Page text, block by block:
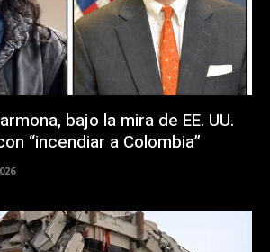
bajo la mira de EE. UU.
“incendiar a Colombia”